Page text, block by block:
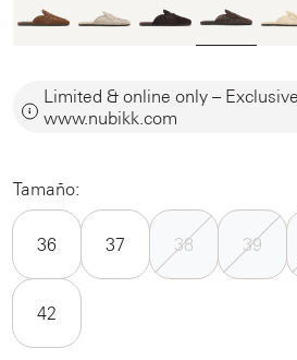
Limited & online only –
www.nubikk.com
Tamaño:
36 37 38 39
42